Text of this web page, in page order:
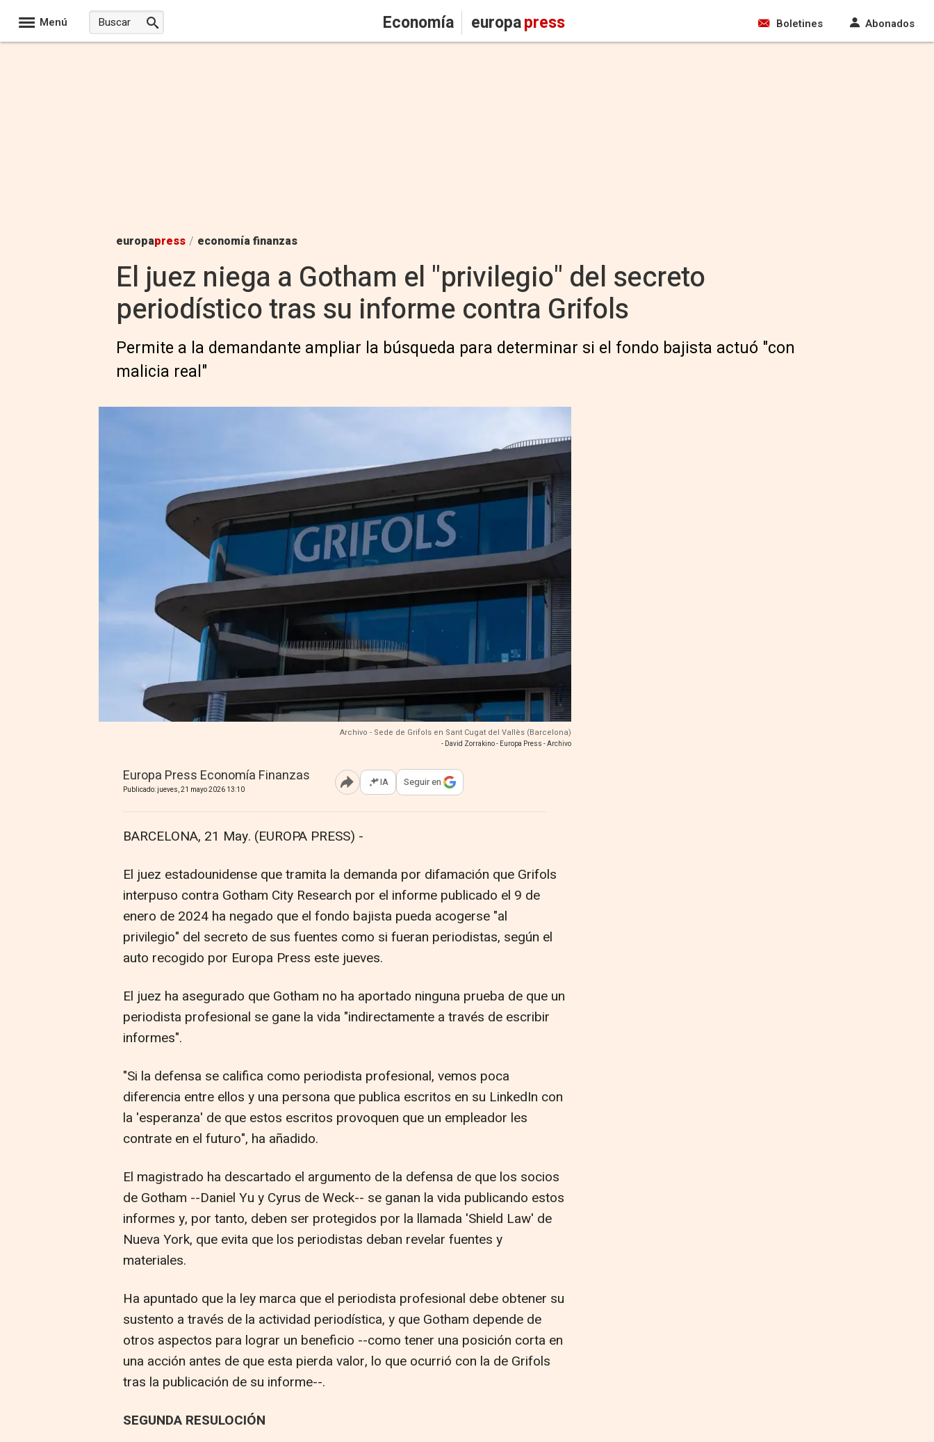
Menú Economía europapress Boletines Abonados
europapress / economía finanzas
El juez niega a Gotham el "privilegio" del secreto
periodístico tras su informe contra Grifols
Permite a la demandante ampliar la búsqueda para determinar si el fondo bajista actuó "con
malicia real"
Archivo - Sede de Grifols en Sant Cugat del Vallès (Barcelona)
- David Zorrakino - Europa Press - Archivo
Europa Press Economía Finanzas
Publicado: jueves, 21 mayo 2026 13:10 Abrir opciones para compartir
IA Seguir en
BARCELONA, 21 May. (EUROPA PRESS) -
El juez estadounidense que tramita la demanda por difamación que Grifols
interpuso contra Gotham City Research por el informe publicado el 9 de
enero de 2024 ha negado que el fondo bajista pueda acogerse "al
privilegio" del secreto de sus fuentes como si fueran periodistas, según el
auto recogido por Europa Press este jueves.
El juez ha asegurado que Gotham no ha aportado ninguna prueba de que un
periodista profesional se gane la vida "indirectamente a través de escribir
informes".
"Si la defensa se califica como periodista profesional, vemos poca
diferencia entre ellos y una persona que publica escritos en su LinkedIn con
la 'esperanza' de que estos escritos provoquen que un empleador les
contrate en el futuro", ha añadido.
El magistrado ha descartado el argumento de la defensa de que los socios
de Gotham --Daniel Yu y Cyrus de Weck-- se ganan la vida publicando estos
informes y, por tanto, deben ser protegidos por la llamada 'Shield Law' de
Nueva York, que evita que los periodistas deban revelar fuentes y
materiales.
Ha apuntado que la ley marca que el periodista profesional debe obtener su
sustento a través de la actividad periodística, y que Gotham depende de
otros aspectos para lograr un beneficio --como tener una posición corta en
una acción antes de que esta pierda valor, lo que ocurrió con la de Grifols
tras la publicación de su informe--.
SEGUNDA RESULOCIÓN